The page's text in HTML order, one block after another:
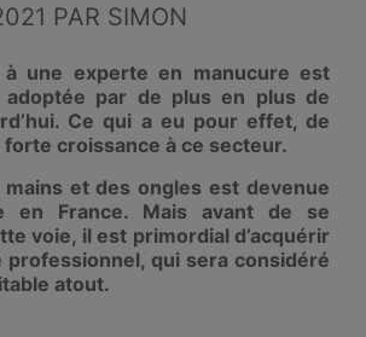
PAR SIMON
une experte en manucure est
adoptée par de plus en plus de
Ce qui a eu pour effet, de
croissance à ce secteur.
mains et des ongles est devenue
en France. Mais avant de se
voie, il est primordial d’acquérir
qui sera considéré
atout.